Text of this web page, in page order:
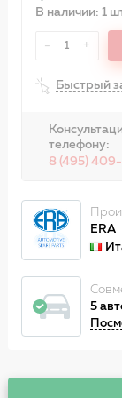
В наличии: 1
- 1 +
Быстрый
телефону:
8 (495)
ERA
5